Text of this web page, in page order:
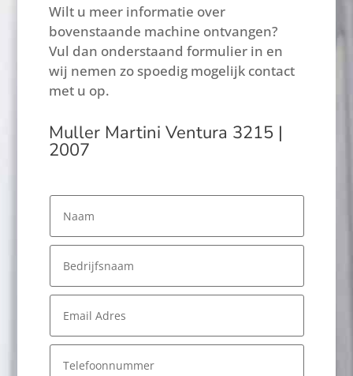
Wilt u meer informatie over
bovenstaande machine ontvangen?
Vul dan onderstaand formulier in en
wij nemen zo spoedig mogelijk contact
met u op.
Muller Martini Ventura 3215 |
2007